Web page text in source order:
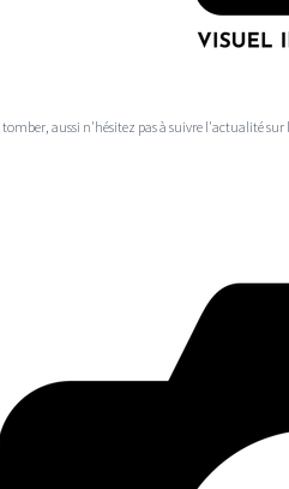
aussi n'hésitez pas à suivre l'actualité sur